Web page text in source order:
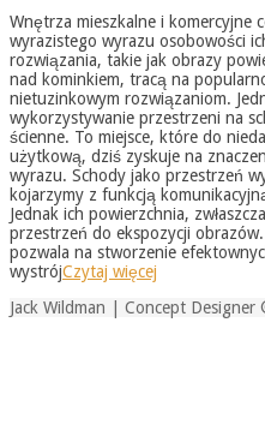
31
Wnętrza mieszkalne i komercyjne
wyrazistego wyrazu osobowości
rozwiązania, takie jak obrazy
nad kominkiem, tracą na
nietuzinkowym rozwiązaniom.
wykorzystywanie przestrzeni na
ścienne. To miejsce, które do
użytkową, dziś zyskuje na
wyrazu. Schody jako przestrzeń
kojarzymy z funkcją
Jednak ich powierzchnia,
przestrzeń do ekspozycji obrazów.
pozwala na stworzenie
wystrójCzytaj więcej
Jack Wildman | Concept